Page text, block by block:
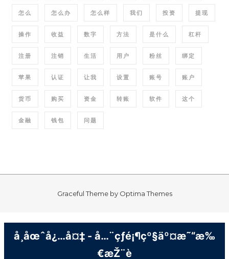
怎么 怎么办 怎么样 我们 投资 提现
操作 收益 数字 方法 是什么 杠杆
注册 注销 生活 用户 粉丝 绑定
苹果 认证 让我 设置 账号 账户
货币 购买 资金 转账 软件 这个
金融 钱包 问题
Graceful Theme by Optima Themes